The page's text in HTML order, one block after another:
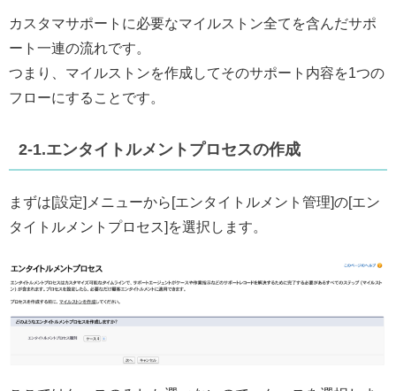
カスタマサポートに必要なマイルストン全てを含んだサポ
ート一連の流れです。
つまり、マイルストンを作成してそのサポート内容を1つの
フローにすることです。
2-1.エンタイトルメントプロセスの作成
まずは[設定]メニューから[エンタイトルメント管理]の[エン
タイトルメントプロセス]を選択します。